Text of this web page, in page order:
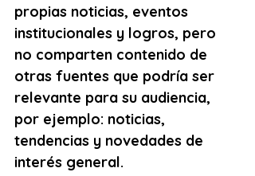
propias noticias, eventos
institucionales y logros, pero
no comparten contenido de
otras fuentes que podría ser
relevante para su audiencia,
por ejemplo: noticias,
tendencias y novedades de
interés general.